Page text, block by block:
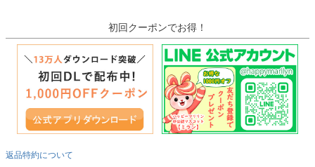
初回クーポンでお得！
返品特約について